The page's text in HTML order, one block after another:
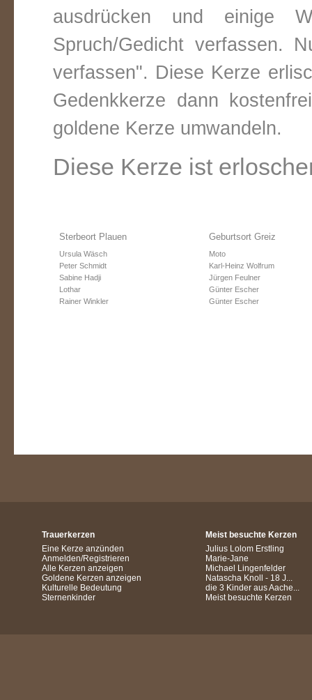
ausdrücken und einige
Spruch/Gedicht verfassen.
verfassen". Diese Kerze
Gedenkkerze dann
goldene Kerze umwandeln.
Diese Kerze ist
Sterbeort Plauen
Ursula Wäsch
Peter Schmidt
Sabine Hadji
Lothar
Rainer Winkler
Geburtsort Greiz
Moto
Karl-Heinz Wolfrum
Jürgen Feulner
Günter Escher
Günter Escher
Trauerkerzen
Eine Kerze anzünden
Anmelden/Registrieren
Alle Kerzen anzeigen
Goldene Kerzen anzeigen
Kulturelle Bedeutung
Sternenkinder
Meist besuchte Kerzen
Julius Lolom Erstling
Marie-Jane
Michael Lingenfelder
Natascha Knoll - 18 J...
die 3 Kinder aus Aache...
Meist besuchte Kerzen